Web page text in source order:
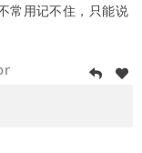
常用记不住，只能说